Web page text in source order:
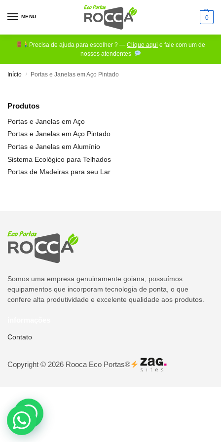
MENU 0
Precisa de ajuda para escolher ? —Clique aqui e fale com um de
nossos atendentes
Início / Portas e Janelas em Aço Pintado
Produtos
Portas e Janelas em Aço
Portas e Janelas em Aço Pintado
Portas e Janelas em Alumínio
Sistema Ecológico para Telhados
Portas de Madeiras para seu Lar
Somos uma empresa genuinamente goiana, possuímos
equipamentos que incorporam tecnologia de ponta, o que
confere alta produtividade e excelente qualidade aos produtos.
Contato
Copyright © 2026 Rooca Eco Portas®